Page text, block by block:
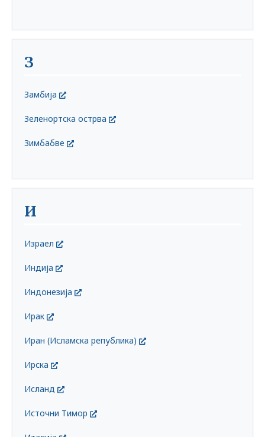
З
Замбија
Зеленортска острва
Зимбабве
И
Израел
Индија
Индонезија
Ирак
Иран (Исламска република)
Ирска
Исланд
Источни Тимор